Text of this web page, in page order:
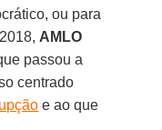
ou para
AMLO
passou a
centrado
e ao que